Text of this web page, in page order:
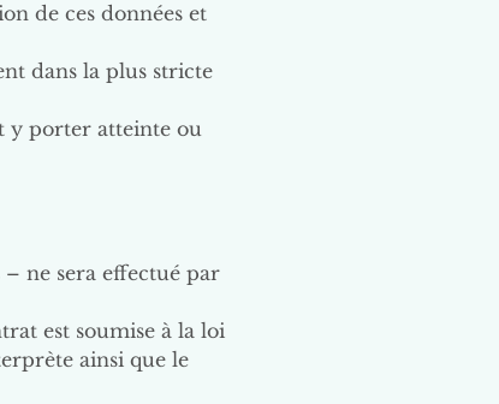
de ces données et
dans la plus stricte
y porter atteinte ou
ne sera effectué par
est soumise à la loi
ainsi que le